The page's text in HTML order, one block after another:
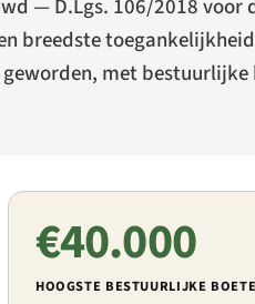
—D.Lgs. 106/2018voor
breedste
met
€40.000
HOOGSTE BESTUURLIJKE BOETE